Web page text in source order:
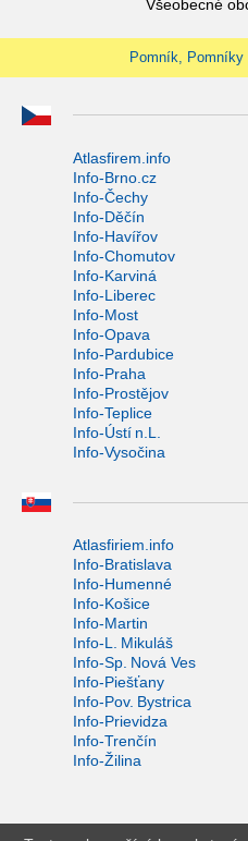
Všeobecné
Pomník, Pomníky
Atlasfirem.info
Info-Brno.cz
Info-Čechy
Info-Děčín
Info-Havířov
Info-Chomutov
Info-Karviná
Info-Liberec
Info-Most
Info-Opava
Info-Pardubice
Info-Praha
Info-Prostějov
Info-Teplice
Info-Ústí n.L.
Info-Vysočina
Atlasfiriem.info
Info-Bratislava
Info-Humenné
Info-Košice
Info-Martin
Info-L. Mikuláš
Info-Sp. Nová Ves
Info-Piešťany
Info-Pov. Bystrica
Info-Prievidza
Info-Trenčín
Info-Žilina